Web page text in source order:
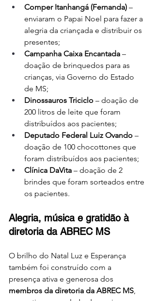
Comper Itanhangá (Fernanda) –
enviaram o Papai Noel para fazer a
alegria da criançada e distribuir os
presentes;
Campanha Caixa Encantada –
doação de brinquedos para as
crianças, via Governo do Estado
de MS;
Dinossauros Triciclo – doação de
200 litros de leite que foram
distribuídos aos pacientes;
Deputado Federal Luiz Ovando –
doação de 100 chocottones que
foram distribuídos aos pacientes;
Clínica DaVita – doação de 2
brindes que foram sorteados entre
os pacientes.
Alegria, música e gratidão à
diretoria da ABREC MS
O brilho do Natal Luz e Esperança
também foi construído com a
presença ativa e generosa dos
membros da diretoria da ABREC MS,